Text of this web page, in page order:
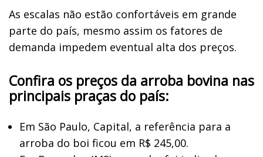
As escalas não estão confortáveis em grande
parte do país, mesmo assim os fatores de
demanda impedem eventual alta dos preços.
Confira os preços da arroba bovina nas
principais praças do país:
Em São Paulo, Capital, a referência para a
arroba do boi ficou em R$ 245,00.